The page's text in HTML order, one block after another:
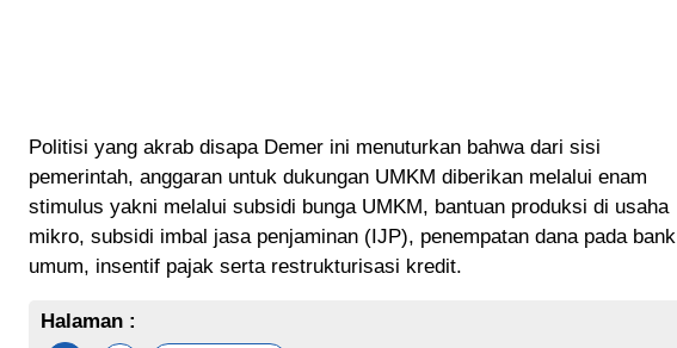
Politisi yang akrab disapa Demer ini menuturkan bahwa dari sisi
pemerintah, anggaran untuk dukungan UMKM diberikan melalui enam
stimulus yakni melalui subsidi bunga UMKM, bantuan produksi di usaha
mikro, subsidi imbal jasa penjaminan (IJP), penempatan dana pada bank
umum, insentif pajak serta restrukturisasi kredit.
Halaman :